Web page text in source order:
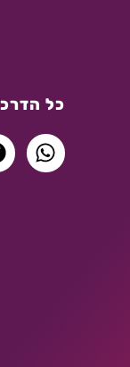
כל